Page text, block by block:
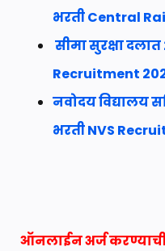
भरती Central
सीमा सुरक्षा
Recruitment
नवोदय विद्यालय
भरती NVS
ऑनलाईन अर्ज